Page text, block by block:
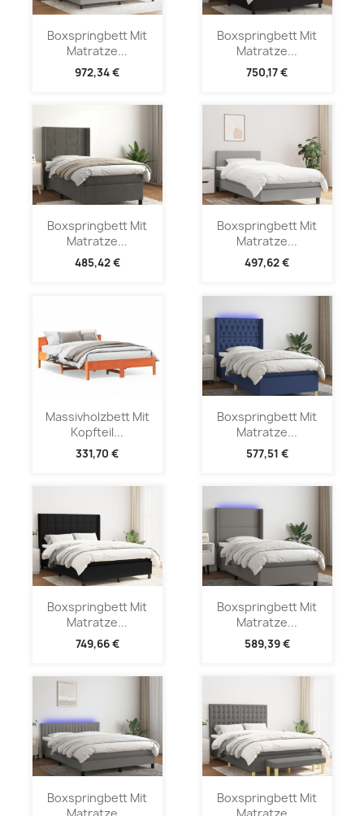
Boxspringbett Mit
Matratze...
972,34 €
Boxspringbett Mit
Matratze...
750,17 €
Boxspringbett Mit
Matratze...
485,42 €
Boxspringbett Mit
Matratze...
497,62 €
Massivholzbett Mit
Kopfteil...
331,70 €
Boxspringbett Mit
Matratze...
577,51 €
Boxspringbett Mit
Matratze...
749,66 €
Boxspringbett Mit
Matratze...
589,39 €
Boxspringbett Mit
Matratze...
Boxspringbett Mit
Matratze...